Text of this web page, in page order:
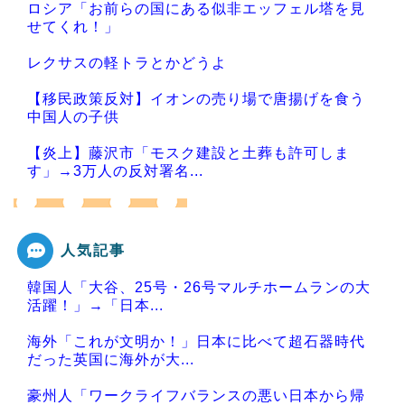
ロシア「お前らの国にある似非エッフェル塔を見
せてくれ！」
レクサスの軽トラとかどうよ
【移民政策反対】イオンの売り場で唐揚げを食う
中国人の子供
【炎上】藤沢市「モスク建設と土葬も許可しま
す」→3万人の反対署名...
Powered by livedoor 相互RSS
人気記事
韓国人「大谷、25号・26号マルチホームランの大
活躍！」→「日本...
海外「これが文明か！」日本に比べて超石器時代
だった英国に海外が大...
豪州人「ワークライフバランスの悪い日本から帰